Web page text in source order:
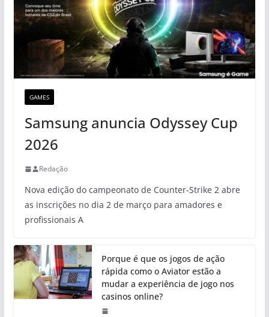
GAMES
Samsung anuncia Odyssey Cup
2026
Redação
Nova edição do campeonato de Counter-Strike 2 abre
as inscrições no dia 2 de março para amadores e
profissionais A
Porque é que os jogos de ação
rápida como o Aviator estão a
mudar a experiência de jogo nos
casinos online?